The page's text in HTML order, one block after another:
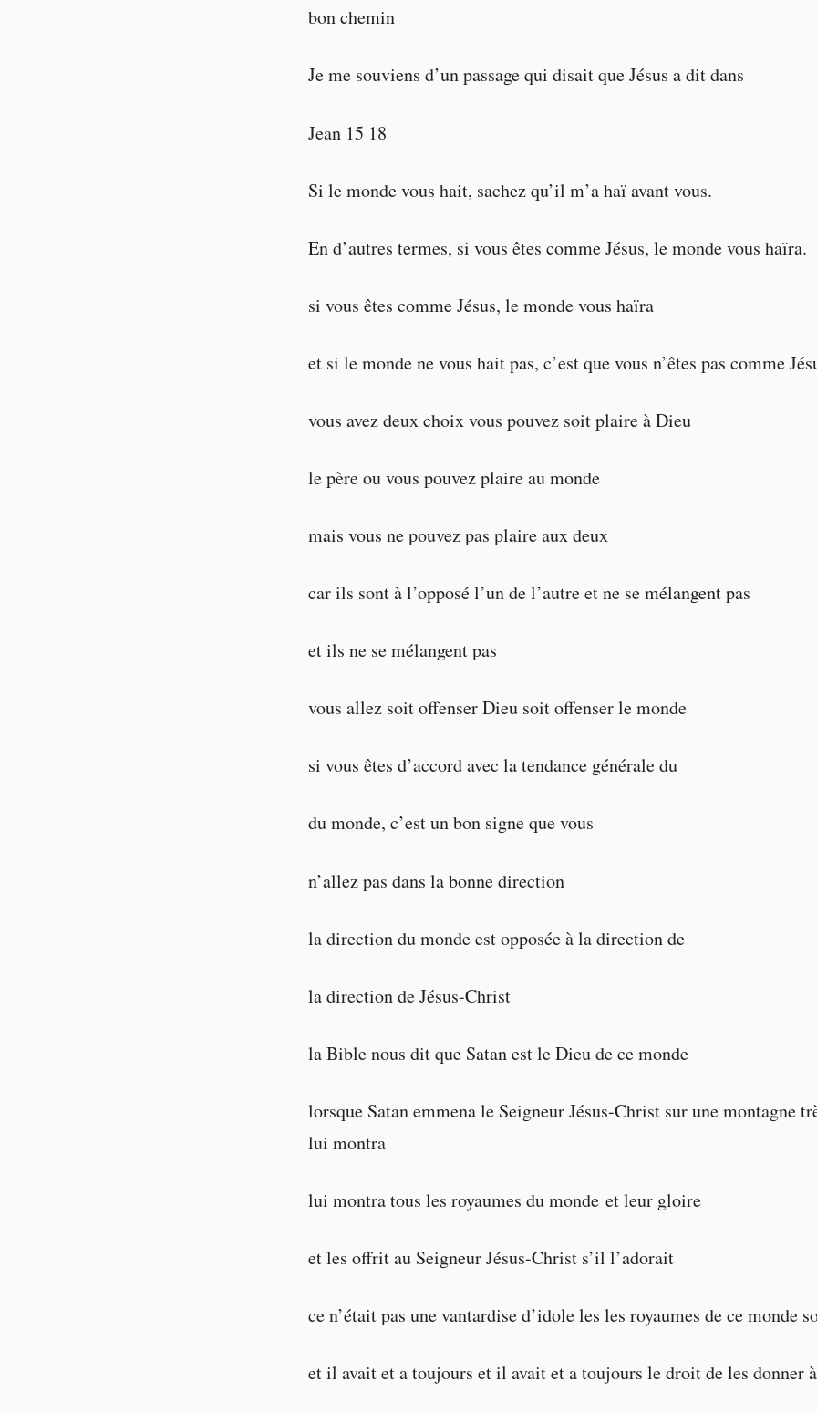
bon chemin
Je me souviens d’un passage qui disait que Jésus a dit dans
Jean 15 18
Si le monde vous hait, sachez qu’il m’a haï avant vous.
En d’autres termes, si vous êtes comme Jésus, le monde vous haïra.
si vous êtes comme Jésus, le monde vous haïra
et si le monde ne vous hait pas, c’est que vous n’êtes pas comme
vous avez deux choix vous pouvez soit plaire à Dieu
le père ou vous pouvez plaire au monde
mais vous ne pouvez pas plaire aux deux
car ils sont à l’opposé l’un de l’autre et ne se mélangent pas
et ils ne se mélangent pas
vous allez soit offenser Dieu soit offenser le monde
si vous êtes d’accord avec la tendance générale du
du monde, c’est un bon signe que vous
n’allez pas dans la bonne direction
la direction du monde est opposée à la direction de
la direction de Jésus-Christ
la Bible nous dit que Satan est le Dieu de ce monde
lorsque Satan emmena le Seigneur Jésus-Christ sur une montagne
lui montra
lui montra tous les royaumes du monde et leur gloire
et les offrit au Seigneur Jésus-Christ s’il l’adorait
ce n’était pas une vantardise d’idole les les royaumes de ce monde
et il avait et a toujours et il avait et a toujours le droit de les donner